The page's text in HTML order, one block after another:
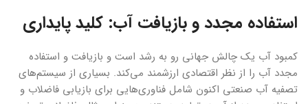
استفاده مجدد و بازیافت آب: کلید پایداری
کمبود آب یک چالش جهانی رو به رشد است و بازیافت و استفاده
مجدد آب را از نظر اقتصادی ارزشمند می‌کند. بسیاری از سیستم‌های
تصفیه آب صنعتی اکنون شامل فناوری‌هایی برای بازیابی فاضلاب و